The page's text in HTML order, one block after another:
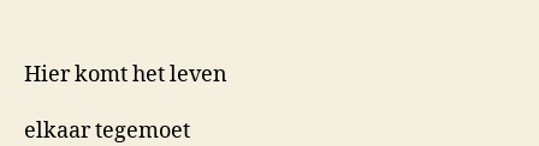
Hier komt het leven
elkaar tegemoet